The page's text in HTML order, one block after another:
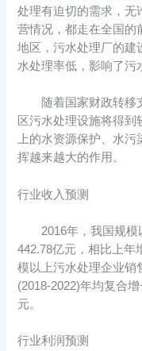
处理有迫切的需求，无
营情况，都走在全国的
地区，污水处理厂的建
水处理率低，影响了污
随着国家财政转移
区污水处理设施将得
上的水资源保护、水
挥越来越大的作用。
行业收入预测
2016年，我国规模
442.78亿元，相比上年
模以上污水处理企业销
(2018-2022)年均复合
元。
行业利润预测